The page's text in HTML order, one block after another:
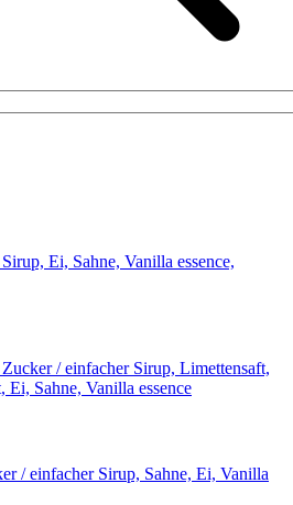
Ei, Sahne, Vanilla essence,
/ einfacher Sirup, Limettensaft,
Ei, Sahne, Vanilla essence
/ einfacher Sirup, Sahne, Ei, Vanilla